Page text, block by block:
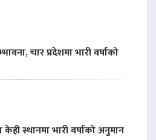
चार प्रदेशमा भारी वर्षाको
स्थानमा भारी वर्षाको अनुमान